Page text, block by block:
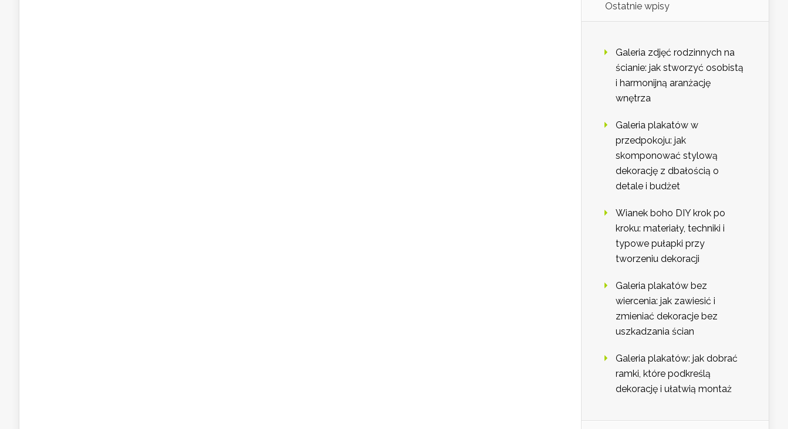
Ostatnie wpisy
Galeria zdjęć rodzinnych na
ścianie: jak stworzyć osobistą
i harmonijną aranżację
wnętrza
Galeria plakatów w
przedpokoju: jak
skomponować stylową
dekorację z dbałością o
detale i budżet
Wianek boho DIY krok po
kroku: materiały, techniki i
typowe pułapki przy
tworzeniu dekoracji
Galeria plakatów bez
wiercenia: jak zawiesić i
zmieniać dekoracje bez
uszkadzania ścian
Galeria plakatów: jak dobrać
ramki, które podkreślą
dekorację i ułatwią montaż